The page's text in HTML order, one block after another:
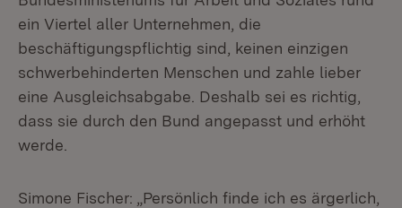
ein Viertel aller Unternehmen, die
beschäftigungspflichtig sind, keinen einzigen
schwerbehinderten Menschen und zahle lieber
eine Ausgleichsabgabe. Deshalb sei es richtig,
dass sie durch den Bund angepasst und erhöht
werde.
Simone Fischer: „Persönlich finde ich es ärgerlich,